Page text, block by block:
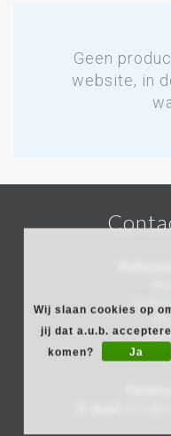
Geen
website, in
Wij slaan cookies op
jij dat a.u.b.
komen?
Ja